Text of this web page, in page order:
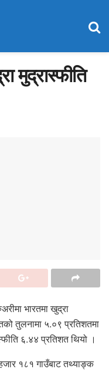
मुद्रास्फीति
भारतमा खुद्रा
तुलनामा ५.०९ प्रतिशतमा
६.४४ प्रतिशत थियो ।
१८१ गाउँबाट तथ्याङ्क